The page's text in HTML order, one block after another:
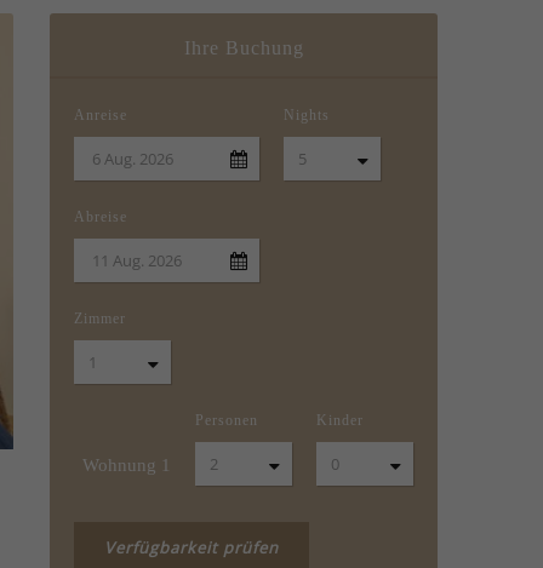
Ihre Buchung
Anreise Nights
Abreise
Zimmer
Wohnung 1
Personen Kinder